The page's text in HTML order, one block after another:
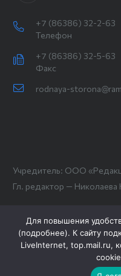
+7 (86386) 32-2-63
Телефон
+7 (86386) 32-5-63
Факс
rodnaya-
Учредитель: ООО
Гл. редактор — Николаева
Для повышения
(подробнее). К сайту
LiveInternet, top.mail.ru,